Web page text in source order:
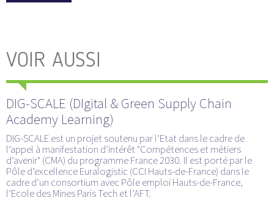
VOIR AUSSI
DIG-SCALE (DIgital & Green Supply Chain
Academy Learning)
DIG-SCALE est un projet soutenu par l’Etat dans le cadre de
l’appel à manifestation d’intérêt "Compétences et métiers
d’avenir" (CMA) du programme France 2030. Il est porté par le
Pôle d’excellence Euralogistic (CCI Hauts-de-France) dans le
cadre d’un consortium avec Pôle emploi Hauts-de-France,
l’Ecole des Mines Paris Tech et l’AFT.